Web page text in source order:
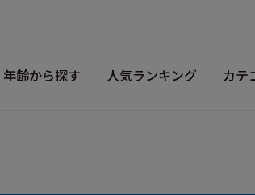
年齢から探す 人気ランキング カテ